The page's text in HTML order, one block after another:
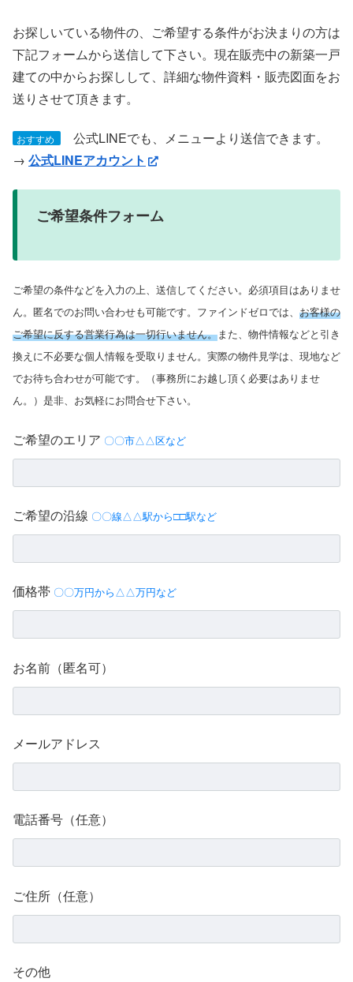
お探しいている物件の、ご希望する条件がお決まりの方は
下記フォームから送信して下さい。現在販売中の新築一戸
建ての中からお探しして、詳細な物件資料・販売図面をお
送りさせて頂きます。
おすすめ
公式LINEでも、メニューより送信できます。
→ 公式LINEアカウント
ご希望条件フォーム
ご希望の条件などを入力の上、送信してください。必須項目はありませ
ん。匿名でのお問い合わせも可能です。ファインドゼロでは、 お客様の
ご希望に反する営業行為は一切行いません。また、物件情報などと引き
換えに不必要な個人情報を受取りません。実際の物件見学は、現地など
でお待ち合わせが可能です。（事務所にお越し頂く必要はありませ
ん。）是非、お気軽にお問合せ下さい。
ご希望のエリア 〇〇市△△区など
ご希望の沿線 〇〇線△△駅から□□駅など
価格帯 〇〇万円から△△万円など
お名前（匿名可）
メールアドレス
電話番号（任意）
ご住所（任意）
その他